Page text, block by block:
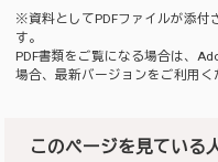
※資料としてPDFファイルが添付
す。
PDF書類をご覧になる場合は、
場合、最新バージョンをご利用く
このページを見ている